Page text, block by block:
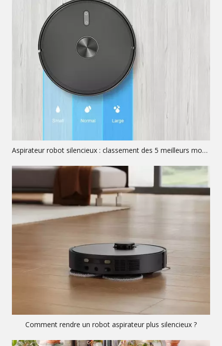
Aspirateur robot silencieux : classement des 5 meilleurs modèles acoustiques
Comment rendre un robot aspirateur plus silencieux ?